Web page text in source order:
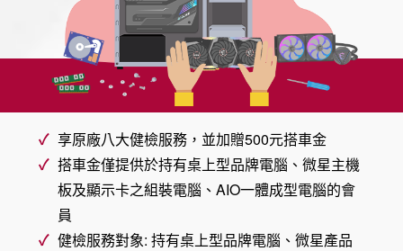
享原廠八大健檢服務，並加贈500元搭車金
搭車金僅提供於持有桌上型品牌電腦、微星主機
板及顯示卡之組裝電腦、AIO一體成型電腦的會
員
健檢服務對象: 持有桌上型品牌電腦、微星產品